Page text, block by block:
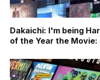
Dakaichi: I'm being
of the Year the Movie: